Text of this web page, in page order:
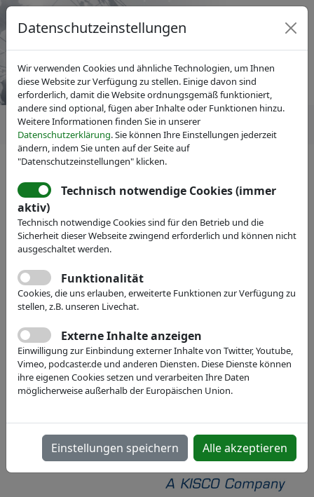
IVAM Fachverband für Mikrotechnik
Veranstaltungen
Specialty Coating Systems -
World Headquarters
Führender Anbieter für konforme
Beschichtungsservices und Technologien
Webseite
Datenschutzeinstellungen
Wir verwenden Cookies und ähnliche Technologien, um Ihnen
diese Website zur Verfügung zu stellen. Einige davon sind
erforderlich, damit die Website ordnungsgemäß funktioniert,
andere sind optional, fügen aber Inhalte oder Funktionen hinzu.
Weitere Informationen finden Sie in unserer
Datenschutzerklärung. Sie können Ihre Einstellungen jederzeit
ändern, indem Sie unten auf der Seite auf
"Datenschutzeinstellungen" klicken.
Technisch notwendige Cookies (immer
aktiv)
Technisch notwendige Cookies sind für den Betrieb und die
Sicherheit dieser Webseite zwingend erforderlich und können nicht
ausgeschaltet werden.
Funktionalität
Cookies, die uns erlauben, erweiterte Funktionen zur Verfügung zu
stellen, z.B. unseren Livechat.
Externe Inhalte anzeigen
Einwilligung zur Einbindung externer Inhalte von Twitter, Youtube,
Vimeo, podcaster.de und anderen Diensten. Diese Dienste können
ihre eigenen Cookies setzen und verarbeiten Ihre Daten
möglicherweise außerhalb der Europäischen Union.
Einstellungen speichern Alle akzeptieren